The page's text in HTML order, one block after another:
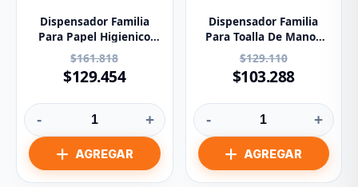
Dispensador Familia
Para Papel Higienico
Jumbo Xtra1 83700
$161.818
$129.454
- +
Dispensador Familia
Para Toalla De Manos
Flujo Central 83160
$129.110
$103.288
- +